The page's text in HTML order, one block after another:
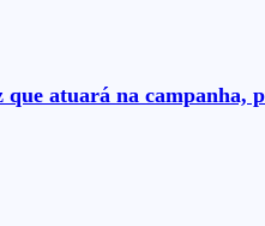
atuará na campanha,